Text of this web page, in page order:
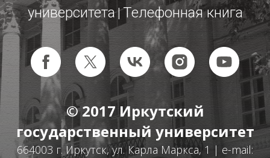
университета|Телефонная книга
© 2017Иркутский
государственный университет
664003 г. Иркутск, ул. Карла Маркса, 1 | e-mail: